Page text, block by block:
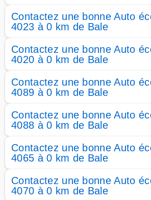
Contactez une bonne Auto
4023 à 0 km de Bale
Contactez une bonne Auto
4020 à 0 km de Bale
Contactez une bonne Auto
4089 à 0 km de Bale
Contactez une bonne Auto
4088 à 0 km de Bale
Contactez une bonne Auto
4065 à 0 km de Bale
Contactez une bonne Auto
4070 à 0 km de Bale